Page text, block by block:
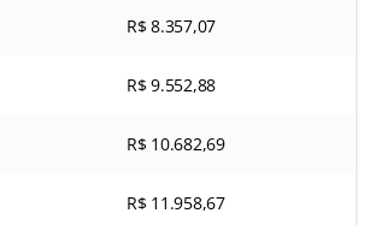
R$ 8.357,07
R$ 9.552,88
R$ 10.682,69
R$ 11.958,67